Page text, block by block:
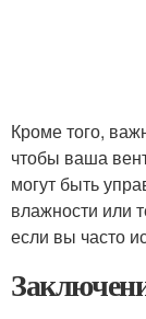
Кроме того,
чтобы ваша
могут быть
влажности или
если вы часто